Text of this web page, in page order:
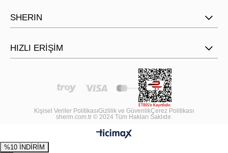
SHERIN
HIZLI ERİŞİM
sherin.com.tr © 2024 Tüm Hakları Saklıdır.
Kişisel Veriler PolitikasıGizlilik ve GüvenlikÇerez Politikası
%10 İNDİRİM